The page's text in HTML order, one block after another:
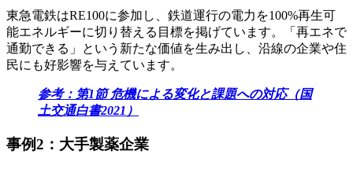
東急電鉄はRE100に参加し、鉄道運行の電力を100%再生可
能エネルギーに切り替える目標を掲げています。「再エネで
通勤できる」という新たな価値を生み出し、沿線の企業や住
民にも好影響を与えています。
参考：第1節 危機による変化と課題への対応（国
土交通白書2021）
事例2：大手製薬企業